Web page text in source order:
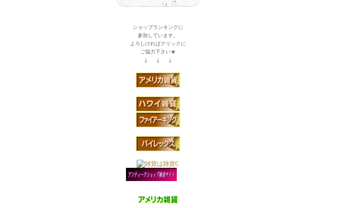
ショップランキングに
参加しています。
よろしければクリックに
ご協力下さい★
↓ ↓ ↓